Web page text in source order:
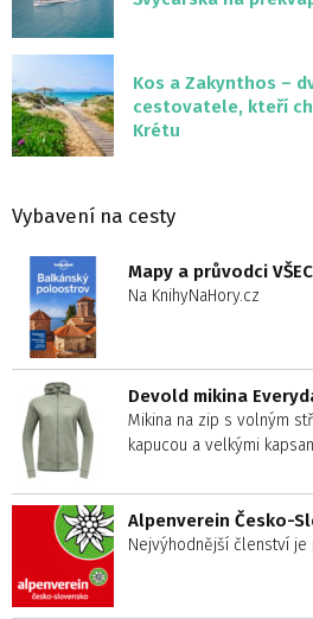
Kos a Zakynthos –
cestovatele, kteří
Krétu
Vybavení na cesty
Mapy a průvodci
Na KnihyNaHory.cz
Devold mikina
Mikina na zip s volným
kapucou a velkými
Alpenverein Česko-
Nejvýhodnější členství